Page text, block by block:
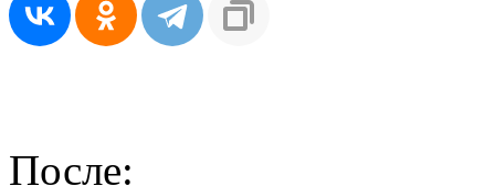
После: